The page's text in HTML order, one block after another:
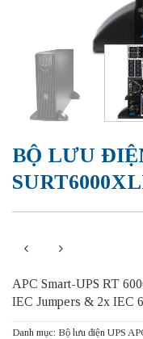
BỘ LƯU
APC Smart-UPS RT
IEC Jumpers & 2x IEC
Danh mục: Bộ lưu điện UPS